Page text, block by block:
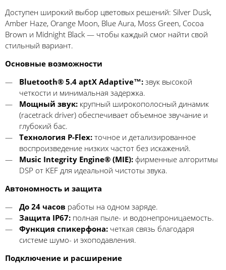
Доступен широкий выбор цветовых решений: Silver Dusk,
Amber Haze, Orange Moon, Blue Aura, Moss Green, Cocoa
Brown и Midnight Black — чтобы каждый смог найти свой
стильный вариант.
Основные возможности
Bluetooth® 5.4 aptX Adaptive™:звук высокой
четкости и минимальная задержка.
Мощный звук:крупный широкополосный динамик
(racetrack driver) обеспечивает объемное звучание и
глубокий бас.
Технология P-Flex:точное и детализированное
воспроизведение низких частот без искажений.
Music Integrity Engine® (MIE):фирменные алгоритмы
DSP от KEF для идеальной чистоты звука.
Автономность и защита
До 24 часов работы на одном заряде.
Защита IP67:полная пыле- и водонепроницаемость.
Функция спикерфона:четкая связь благодаря
системе шумо- и эхоподавления.
Подключение и расширение